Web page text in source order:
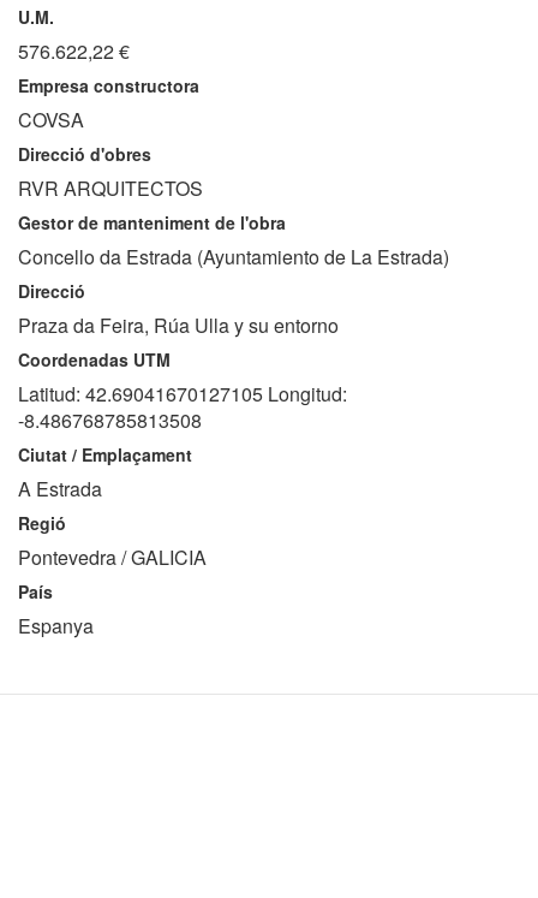
U.M.
576.622,22 €
Empresa constructora
COVSA
Direcció d'obres
RVR ARQUITECTOS
Gestor de manteniment de l'obra
Concello da Estrada (Ayuntamiento de La Estrada)
Direcció
Praza da Feira, Rúa Ulla y su entorno
Coordenadas UTM
Latitud: 42.69041670127105 Longitud:
-8.486768785813508
Ciutat / Emplaçament
A Estrada
Regió
Pontevedra / GALICIA
País
Espanya